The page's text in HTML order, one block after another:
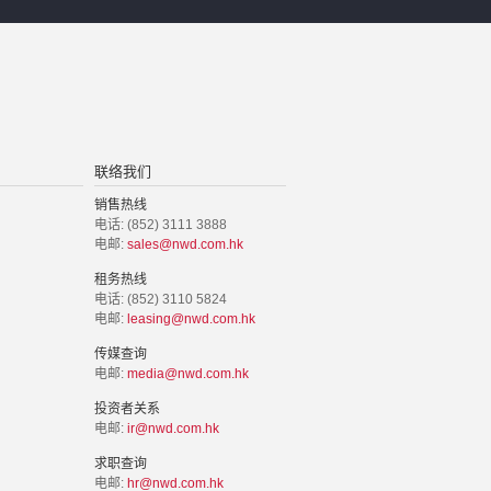
联络我们
销售热线
电话: (852) 3111 3888
电邮: sales@nwd.com.hk
租务热线
电话: (852) 3110 5824
电邮: leasing@nwd.com.hk
传媒查询
电邮: media@nwd.com.hk
投资者关系
电邮: ir@nwd.com.hk
求职查询
电邮: hr@nwd.com.hk